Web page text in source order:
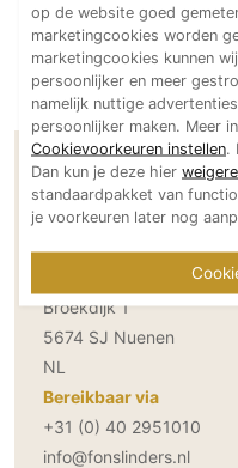
Technologie
Audio/Video
Thuisbioscoop
Domotica
Mirror TV
Fitnessapparatuur
Wifi
Overig
Aannemers Interieur
Binnenzwembaden
Wellness
Tuinmeesters
Broekdijk 1
5674 SJ Nuenen
NL
Bereikbaar via
+31 (0) 40 2951010
info@fonslinders.nl
op de website goed
marketingcookies worden
marketingcookies kunnen
persoonlijker en meer
namelijk nuttige
persoonlijker maken. Meer
Cookievoorkeuren instellen.
Dan kun je deze hier
standaardpakket van
je voorkeuren later nog